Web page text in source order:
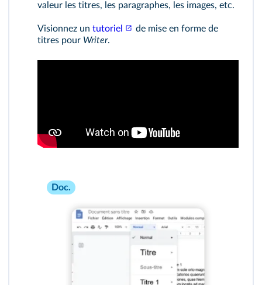
valeur les titres, les paragraphes, les images, etc.
Visionnez un tutoriel
de mise en forme de
titres pour Writer.
Doc.